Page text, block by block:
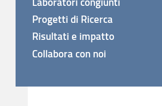
Progetti di Ricerca
Risultati e impatto
Collabora con noi